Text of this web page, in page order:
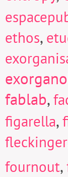
ethos,
fablab,
figarella,
fleckinger
fournout,